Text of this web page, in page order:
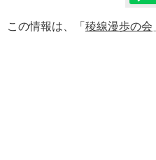
この情報は、「 稜線漫歩の会